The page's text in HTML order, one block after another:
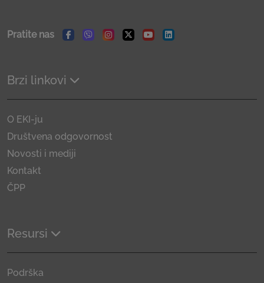
Pratite nas
Facebook
ViberInstagram
TwitterYoutubeLinkedin
Brzi linkovi
O EKI-ju
Društvena odgovornost
Novosti i mediji
Kontakt
ČPP
Resursi
Podrška